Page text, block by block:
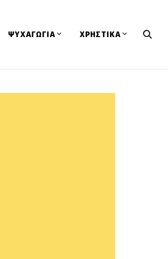
ΨΥΧΑΓΩΓΙΑ ΧΡΗΣΤΙΚΑ